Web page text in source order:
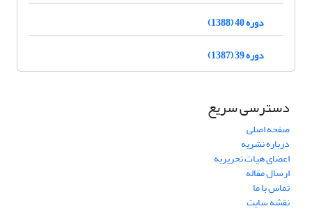
دوره 40 (1388)
دوره 39 (1387)
دسترسی سریع
صفحه اصلی
درباره نشریه
اعضای هیات تحریریه
ارسال مقاله
تماس با ما
نقشه سایت